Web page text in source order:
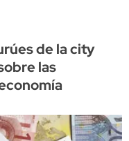
de la city
las